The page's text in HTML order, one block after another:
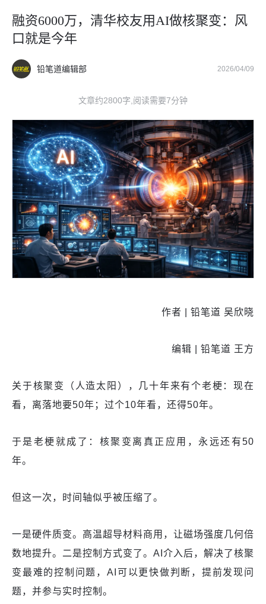
融资6000万，清华校友用AI做核聚变：风
口就是今年
铅笔道编辑部 2026/04/09
文章约2800字,阅读需要7分钟
作者 | 铅笔道 吴欣晓
编辑 | 铅笔道 王方
关于核聚变（人造太阳），几十年来有个老梗：现在
看，离落地要50年；过个10年看，还得50年。
于是老梗就成了：核聚变离真正应用，永远还有50
年。
但这一次，时间轴似乎被压缩了。
一是硬件质变。高温超导材料商用，让磁场强度几何倍
数地提升。二是控制方式变了。AI介入后，解决了核聚
变最难的控制问题，AI可以更快做判断，提前发现问
题，并参与实时控制。